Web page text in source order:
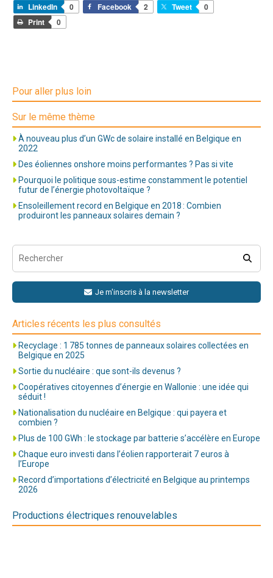
LinkedIn 0 Facebook 2 Tweet
0
Print
0
Pour aller plus loin
Sur le même thème
À nouveau plus d’un GWc de solaire installé en Belgique en
2022
Des éoliennes onshore moins performantes ? Pas si vite
Pourquoi le politique sous-estime constamment le potentiel
futur de l’énergie photovoltaïque ?
Ensoleillement record en Belgique en 2018 : Combien
produiront les panneaux solaires demain ?
Je m'inscris à la newsletter
Articles récents les plus consultés
Recyclage : 1 785 tonnes de panneaux solaires collectées en
Belgique en 2025
Sortie du nucléaire : que sont-ils devenus ?
Coopératives citoyennes d’énergie en Wallonie : une idée qui
séduit !
Nationalisation du nucléaire en Belgique : qui payera et
combien ?
Plus de 100 GWh : le stockage par batterie s’accélère en Europe
Chaque euro investi dans l’éolien rapporterait 7 euros à
l’Europe
Record d’importations d’électricité en Belgique au printemps
2026
Productions électriques renouvelables